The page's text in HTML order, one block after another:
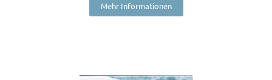
Mehr Informationen